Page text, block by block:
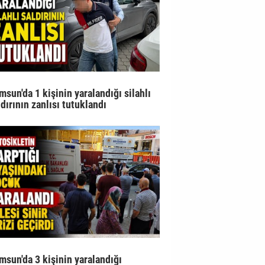
1 kişinin yaralandığı silahlı
zanlısı tutuklandı
3 kişinin yaralandığı